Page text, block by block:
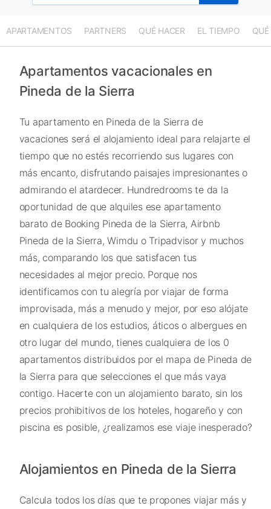
APARTAMENTOS PARTNERS QUÉ HACER EL TIEMPO QUÉ
Apartamentos vacacionales en
Pineda de la Sierra
Tu apartamento en Pineda de la Sierra de
vacaciones será el alojamiento ideal para relajarte el
tiempo que no estés recorriendo sus lugares con
más encanto, disfrutando paisajes impresionantes o
admirando el atardecer. Hundredrooms te da la
oportunidad de que alquiles ese apartamento
barato de Booking Pineda de la Sierra, Airbnb
Pineda de la Sierra, Wimdu o Tripadvisor y muchos
más, comparando los que satisfacen tus
necesidades al mejor precio. Porque nos
identificamos con tu alegría por viajar de forma
improvisada, más a menudo y mejor, por eso alójate
en cualquiera de los estudios, áticos o albergues en
otro lugar del mundo, tienes cualquiera de los 0
apartamentos distribuidos por el mapa de Pineda de
la Sierra para que selecciones el que más vaya
contigo. Hacerte con un alojamiento barato, sin los
precios prohibitivos de los hoteles, hogareño y con
piscina es posible, ¿realizamos ese viaje inesperado?
Alojamientos en Pineda de la Sierra
Calcula todos los días que te propones viajar más y